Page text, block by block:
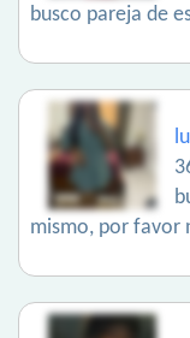
busco pareja de
mismo, por favor